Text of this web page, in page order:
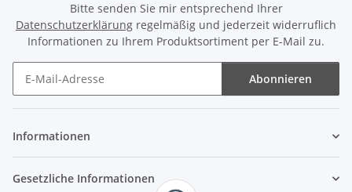
Bitte senden Sie mir entsprechend Ihrer
Datenschutzerklärung regelmäßig und jederzeit widerruflich
Informationen zu Ihrem Produktsortiment per E-Mail zu.
Abonnieren
Informationen
Gesetzliche Informationen